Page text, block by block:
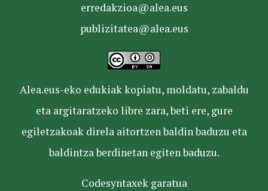
erredakzioa@alea.eus
publizitatea@alea.eus
Alea.eus-eko edukiak kopiatu, moldatu, zabaldu
eta argitaratzeko libre zara, beti ere, gure
egiletzakoak direla aitortzen baldin baduzu eta
baldintza berdinetan egiten baduzu.
Codesyntaxek garatua